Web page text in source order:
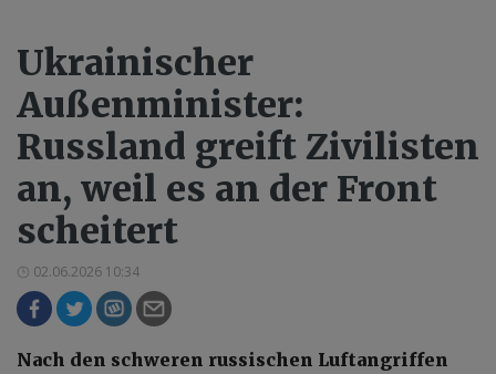
Ukrainischer
Außenminister:
Russland greift Zivilisten
an, weil es an der Front
scheitert
02.06.2026 10:34
Nach den schweren russischen Luftangriffen